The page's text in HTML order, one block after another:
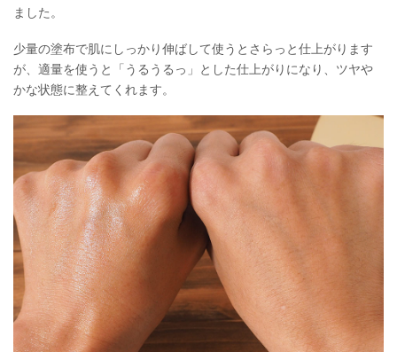
ました。
少量の塗布で肌にしっかり伸ばして使うとさらっと仕上がります
が、適量を使うと「うるうるっ」とした仕上がりになり、ツヤや
かな状態に整えてくれます。